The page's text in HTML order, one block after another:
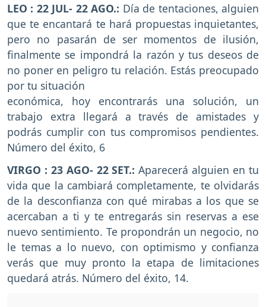
LEO : 22 JUL- 22 AGO.: Día de tentaciones, alguien
que te encantará te hará propuestas inquietantes,
pero no pasarán de ser momentos de ilusión,
finalmente se impondrá la razón y tus deseos de
no poner en peligro tu relación. Estás preocupado
por tu situación
económica, hoy encontrarás una solución, un
trabajo extra llegará a través de amistades y
podrás cumplir con tus compromisos pendientes.
Número del éxito, 6
VIRGO : 23 AGO- 22 SET.: Aparecerá alguien en tu
vida que la cambiará completamente, te olvidarás
de la desconfianza con qué mirabas a los que se
acercaban a ti y te entregarás sin reservas a ese
nuevo sentimiento. Te propondrán un negocio, no
le temas a lo nuevo, con optimismo y confianza
verás que muy pronto la etapa de limitaciones
quedará atrás. Número del éxito, 14.